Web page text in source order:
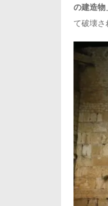
の建造物
て破壊さ